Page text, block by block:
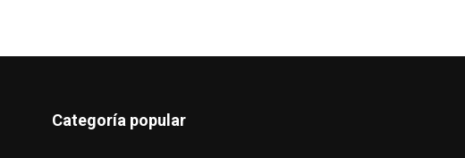
Categoría popular